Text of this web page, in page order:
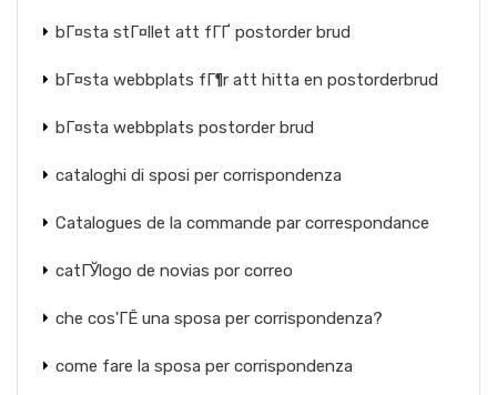
bГ¤sta stГ¤llet att fГҐ postorder brud
bГ¤sta webbplats fГ¶r att hitta en postorderbrud
bГ¤sta webbplats postorder brud
cataloghi di sposi per corrispondenza
Catalogues de la commande par correspondance
catГЎlogo de novias por correo
che cos'ГЁ una sposa per corrispondenza?
come fare la sposa per corrispondenza